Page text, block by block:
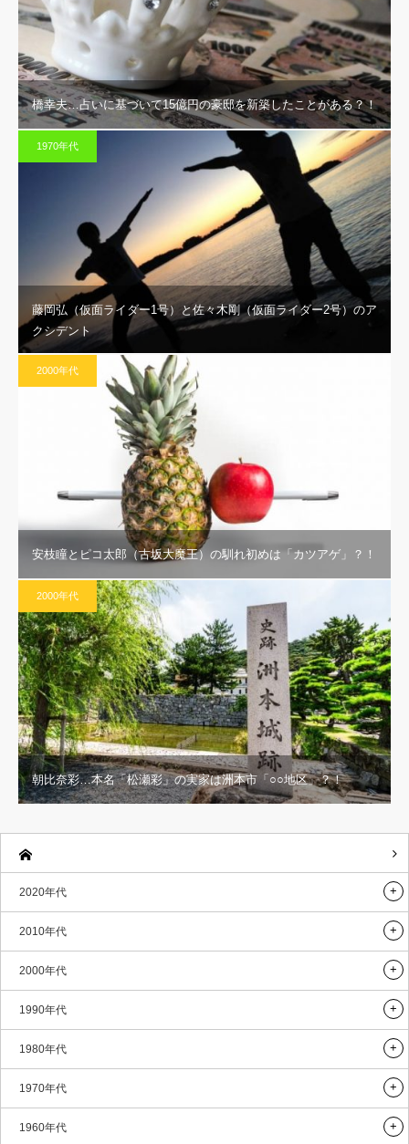
橋幸夫…占いに基づいて15億円の豪邸を新築したことがある？！
1970年代
藤岡弘（仮面ライダー1号）と佐々木剛（仮面ライダー2号）のア
クシデント
2000年代
安枝瞳とピコ太郎（古坂大魔王）の馴れ初めは「カツアゲ」？！
2000年代
朝比奈彩…本名「松瀬彩」の実家は洲本市「○○地区」？！
2020年代
2010年代
2000年代
1990年代
1980年代
1970年代
1960年代